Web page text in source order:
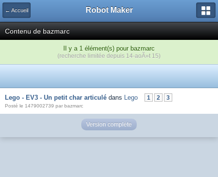
← Accueil Robot Maker
Contenu de bazmarc
Il y a 1 élément(s) pour bazmarc
(recherche limitée depuis 14-aoÃ»t 15)
Lego - EV3 - Un petit char articulé dans Lego 1 2 3
Posté le 1479002739 par bazmarc
Version complète